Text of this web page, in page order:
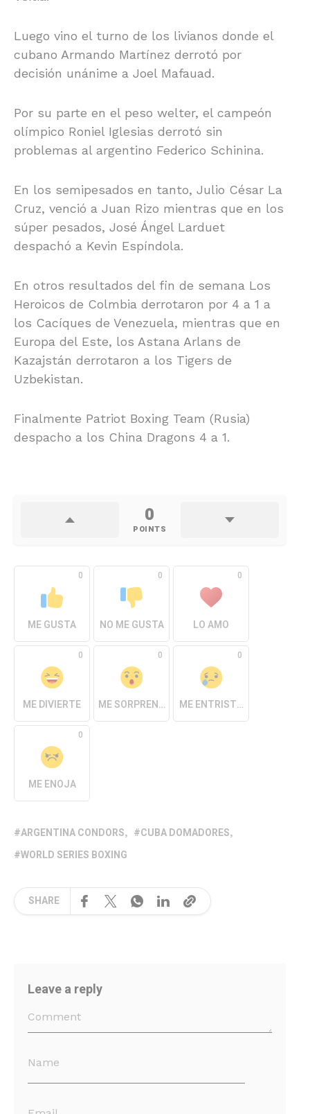
Luego vino el turno de los livianos donde el
cubano Armando Martínez derrotó por
decisión unánime a Joel Mafauad.
Por su parte en el peso welter, el campeón
olímpico Roniel Iglesias derrotó sin
problemas al argentino Federico Schinina.
En los semipesados en tanto, Julio César La
Cruz, venció a Juan Rizo mientras que en los
súper pesados, José Ángel Larduet
despachó a Kevin Espíndola.
En otros resultados del fin de semana Los
Heroicos de Colmbia derrotaron por 4 a 1 a
los Cacíques de Venezuela, mientras que en
Europa del Este, los Astana Arlans de
Kazajstán derrotaron a los Tigers de
Uzbekistan.
Finalmente Patriot Boxing Team (Rusia)
despacho a los China Dragons 4 a 1.
0
POINTS
0
ME GUSTA
0
NO ME GUSTA
0
LO AMO
0
ME DIVIERTE
0
ME SORPRENDE
0
ME ENTRISTECE
0
ME ENOJA
ARGENTINA CONDORS
CUBA DOMADORES
WORLD SERIES BOXING
SHARE
Leave a reply